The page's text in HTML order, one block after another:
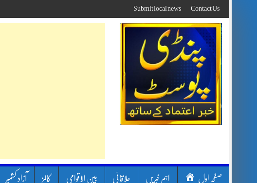
to
content
Contact Us
Submit local news
صفحہ اول اہم خبریں علاقائی بین الاقوامی کالمز آزاد کشمیر